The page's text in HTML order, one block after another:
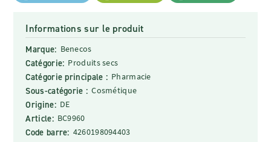
Informations sur le produit
Marque: Benecos
Catégorie: Produits secs
Catégorie principale : Pharmacie
Sous-catégorie : Cosmétique
Origine: DE
Article: BC9960
Code barre: 4260198094403